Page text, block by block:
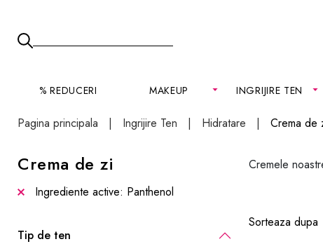
% REDUCERI MAKEUP INGRIJIRE TEN
Pagina principala Ingrijire Ten Hidratare Crema de
Crema de zi
Ingrediente active: Panthenol
Tip de ten
Cremele
Sorteaza dupa